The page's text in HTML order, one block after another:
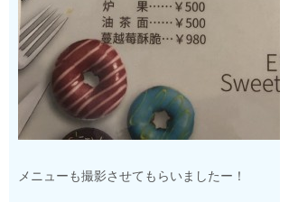
メニューも撮影させてもらいましたー！